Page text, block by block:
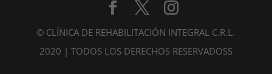
© CLÍNICA DE REHABILITACIÓN INTEGRAL C.R.L.
2020 | TODOS LOS DERECHOS RESERVADOSS